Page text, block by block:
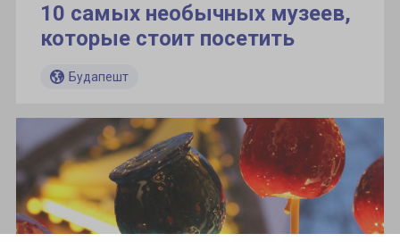
10 самых необычных музеев,
которые стоит посетить
Будапешт